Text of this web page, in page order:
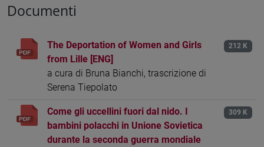
Documenti
The Deportation of Women and Girls
from Lille [ENG]
a cura di Bruna Bianchi, trascrizione di
Serena Tiepolato
212 K
Come gli uccellini fuori dal nido. I
bambini polacchi in Unione Sovietica
durante la seconda guerra mondiale
309 K